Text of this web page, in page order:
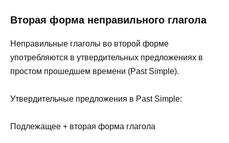
Вторая форма неправильного глагола
Неправильные глаголы во второй форме
употребляются в утвердительных предложениях в
простом прошедшем времени (Past Simple).
Утвердительные предложения в Past Simple:
Подлежащее + вторая форма глагола